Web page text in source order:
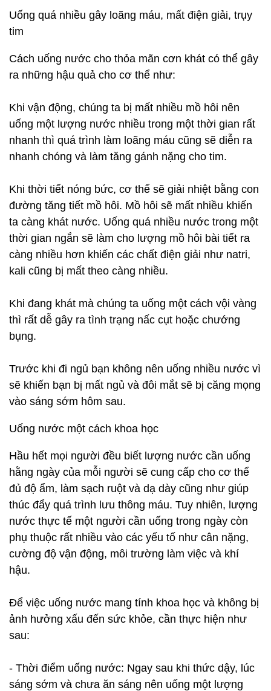
Uống quá nhiều gây loãng máu, mất điện giải, trụy
tim
Cách uống nước cho thỏa mãn cơn khát có thể gây
ra những hậu quả cho cơ thể như:
Khi vận động, chúng ta bị mất nhiều mồ hôi nên
uống một lượng nước nhiều trong một thời gian rất
nhanh thì quá trình làm loãng máu cũng sẽ diễn ra
nhanh chóng và làm tăng gánh nặng cho tim.
Khi thời tiết nóng bức, cơ thể sẽ giải nhiệt bằng con
đường tăng tiết mồ hôi. Mồ hôi sẽ mất nhiều khiến
ta càng khát nước. Uống quá nhiều nước trong một
thời gian ngắn sẽ làm cho lượng mồ hôi bài tiết ra
càng nhiều hơn khiến các chất điện giải như natri,
kali cũng bị mất theo càng nhiều.
Khi đang khát mà chúng ta uống một cách vội vàng
thì rất dễ gây ra tình trạng nấc cụt hoặc chướng
bụng.
Trước khi đi ngủ bạn không nên uống nhiều nước vì
sẽ khiến bạn bị mất ngủ và đôi mắt sẽ bị căng mọng
vào sáng sớm hôm sau.
Uống nước một cách khoa học
Hầu hết mọi người đều biết lượng nước cần uống
hằng ngày của mỗi người sẽ cung cấp cho cơ thể
đủ độ ẩm, làm sạch ruột và dạ dày cũng như giúp
thúc đẩy quá trình lưu thông máu. Tuy nhiên, lượng
nước thực tế một người cần uống trong ngày còn
phụ thuộc rất nhiều vào các yếu tố như cân nặng,
cường độ vận động, môi trường làm việc và khí
hậu.
Để việc uống nước mang tính khoa học và không bị
ảnh hưởng xấu đến sức khỏe, cần thực hiện như
sau:
- Thời điểm uống nước: Ngay sau khi thức dậy, lúc
sáng sớm và chưa ăn sáng nên uống một lượng